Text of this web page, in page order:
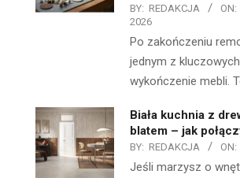
BY: REDAKCJA ON:
2026
Po zakończeniu
jednym z
wykończenie mebli.
Biała kuchnia z
blatem – jak
BY: REDAKCJA ON:
Jeśli marzysz o